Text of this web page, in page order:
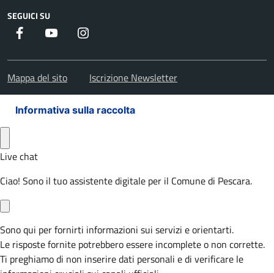
SEGUICI SU
Facebook Youtube
Mappa del sito Iscrizione Newsletter
Informativa sulla raccolta